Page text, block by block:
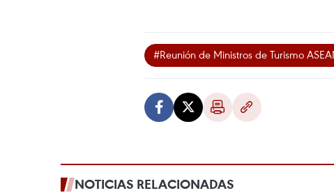
#Reunión de Ministros de Turismo
NOTICIAS RELACIONADAS